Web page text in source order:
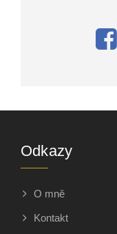
Odkazy
O mně
Kontakt